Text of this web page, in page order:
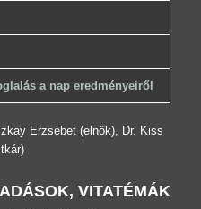
a nap eredményeiről
Erzsébet (elnök), Dr. Kiss
VITATÉMÁK